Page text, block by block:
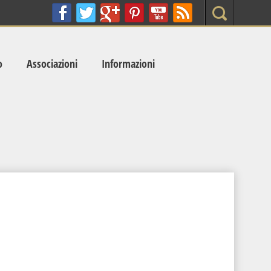
Search
Associazioni Informazioni